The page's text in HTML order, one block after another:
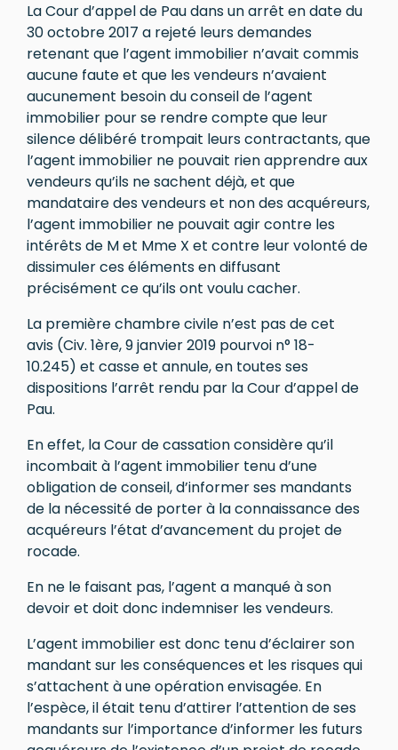
La Cour d’appel de Pau dans un arrêt en date du
30 octobre 2017 a rejeté leurs demandes
retenant que l’agent immobilier n’avait commis
aucune faute et que les vendeurs n’avaient
aucunement besoin du conseil de l’agent
immobilier pour se rendre compte que leur
silence délibéré trompait leurs contractants, que
l’agent immobilier ne pouvait rien apprendre aux
vendeurs qu’ils ne sachent déjà, et que
mandataire des vendeurs et non des acquéreurs,
l’agent immobilier ne pouvait agir contre les
intérêts de M et Mme X et contre leur volonté de
dissimuler ces éléments en diffusant
précisément ce qu’ils ont voulu cacher.
La première chambre civile n’est pas de cet
avis (Civ. 1ère, 9 janvier 2019 pourvoi n° 18-
10.245) et casse et annule, en toutes ses
dispositions l’arrêt rendu par la Cour d’appel de
Pau.
En effet, la Cour de cassation considère qu’il
incombait à l’agent immobilier tenu d’une
obligation de conseil, d’informer ses mandants
de la nécessité de porter à la connaissance des
acquéreurs l’état d’avancement du projet de
rocade.
En ne le faisant pas, l’agent a manqué à son
devoir et doit donc indemniser les vendeurs.
L’agent immobilier est donc tenu d’éclairer son
mandant sur les conséquences et les risques qui
s’attachent à une opération envisagée. En
l’espèce, il était tenu d’attirer l’attention de ses
mandants sur l’importance d’informer les futurs